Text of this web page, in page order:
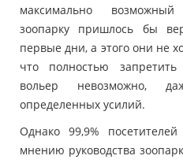
максимально
зоопарку пришлось бы
первые дни, а этого они не
что полностью
вольер невозможно,
определенных усилий.
Однако 99,9%
мнению руководства